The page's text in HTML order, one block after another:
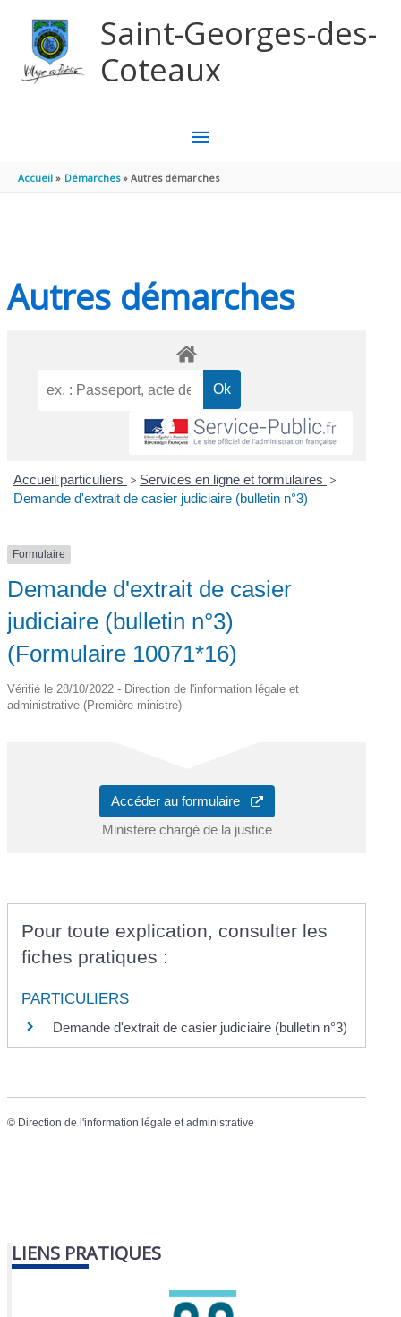
Saint-Georges-des-
Coteaux
MENU
PRINCIPAL
Accueil Démarches Autres démarches
Autres démarches
Accueil particuliers > Services en ligne et formulaires >
Demande d'extrait de casier judiciaire (bulletin n°3)
Formulaire
Demande d'extrait de casier
judiciaire (bulletin n°3)
(Formulaire 10071*16)
Vérifié le 28/10/2022 - Direction de l'information légale et
administrative (Première ministre)
Accéder au formulaire
Ministère chargé de la justice
Pour toute explication, consulter les
fiches pratiques :
PARTICULIERS
Demande d'extrait de casier judiciaire (bulletin n°3)
© Direction de l'information légale et administrative
LIENS PRATIQUES